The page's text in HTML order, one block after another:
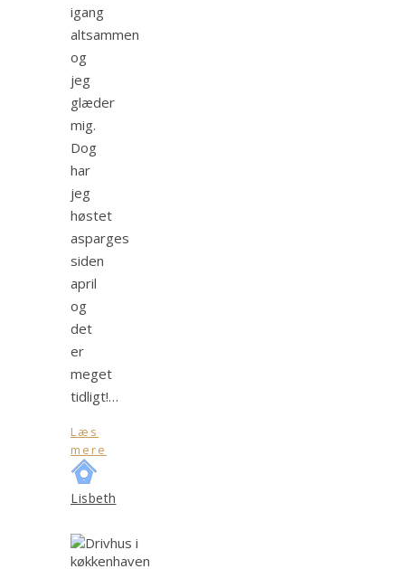
igang
altsammen
og
jeg
glæder
mig.
Dog
har
jeg
høstet
asparges
siden
april
og
det
er
meget
tidligt!…
Læs
mere
Lisbeth